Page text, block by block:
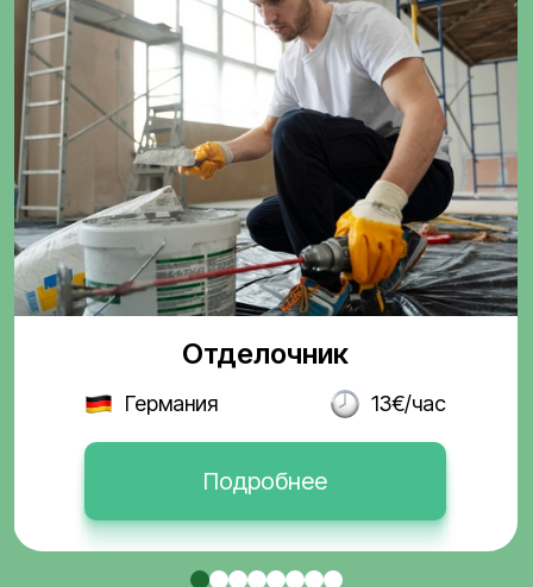
Отделочник
Германия 13€/час
Подробнее